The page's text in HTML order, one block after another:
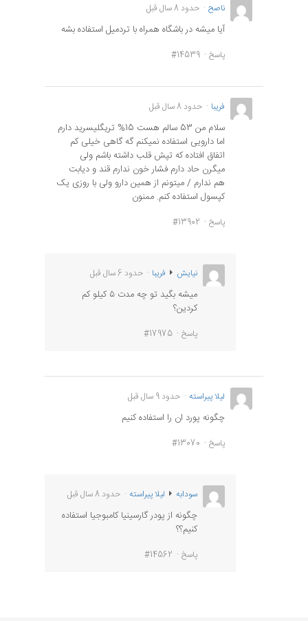
ناصح حدود 8 سال قبل
آیا میشه در باشگاه همراه با تردمیل استفاده بشه
پاسخ #14539
فریبا حدود 8 سال قبل
سلام من 53 سالم هست 15% تریگلیسرید دارم
اما دارویی استفاده نمیکنم گه گاهی خیلی کم
اتفاق افتاده که تپش قلب داشته باشم ولی
میگرن حاد دارم فشار خون ندارم قند و دیابت
هم ندارم / میتونم از همین دارو ولی با روزی یک
کپسول استفاده کنم. ممنون
پاسخ #13902
نیایش فریبا حدود 6 سال قبل
میشه بگید تو چه مدت ۵ کیلو کم
کردین؟
پاسخ #17975
لیلا پیراسته حدود 9 سال قبل
چگونه پورد ان را استفاده کنیم
پاسخ #13070
سودابه لیلا پیراسته حدود 8 سال قبل
چگونه از پودر گارسینیا کامبوجیا استفاده
کنیم؟؟
پاسخ #14562